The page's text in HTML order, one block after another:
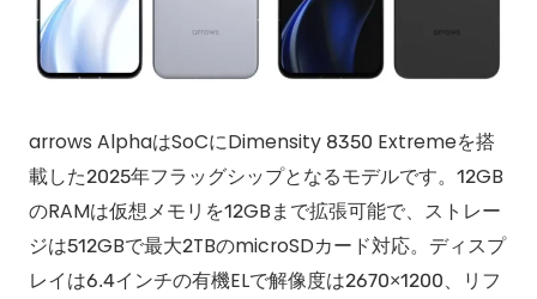
arrows AlphaはSoCにDimensity 8350 Extremeを搭
載した2025年フラッグシップとなるモデルです。12GB
のRAMは仮想メモリを12GBまで拡張可能で、ストレー
ジは512GBで最大2TBのmicroSDカード対応。ディスプ
レイは6.4インチの有機ELで解像度は2670×1200、リフ